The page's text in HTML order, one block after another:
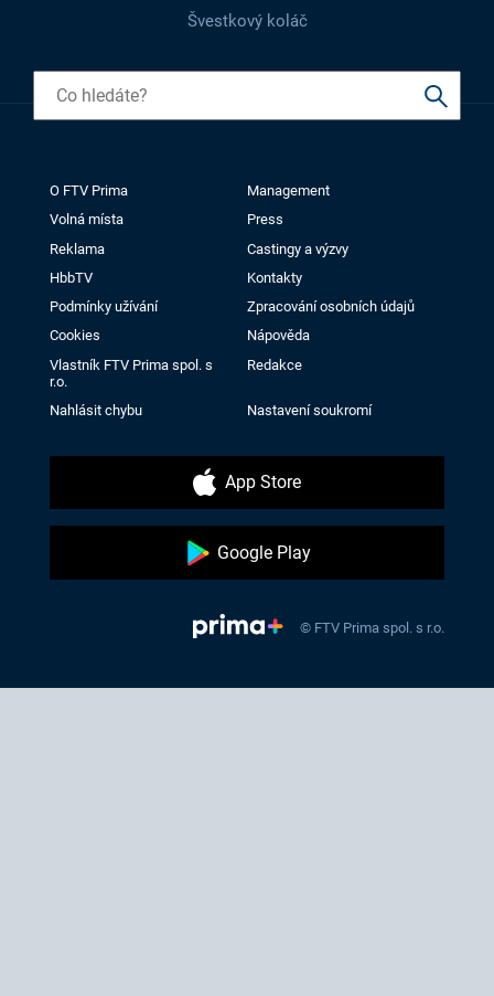
Švestkový koláč
O FTV Prima
Management
Volná místa
Press
Reklama
Castingy a výzvy
HbbTV
Kontakty
Podmínky užívání
Zpracování osobních údajů
Cookies
Nápověda
Vlastník FTV Prima spol. s
r.o.
Redakce
Nahlásit chybu Nastavení soukromí
App Store
Google Play
© FTV Prima spol. s r.o.